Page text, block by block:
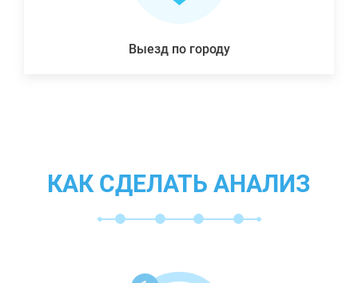
Выезд по городу
КАК СДЕЛАТЬ АНАЛИЗ